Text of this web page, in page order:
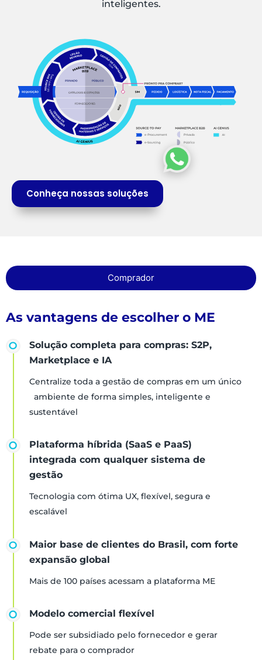
inteligentes.
Conheça nossas soluções
Comprador
As vantagens de escolher o ME
Solução completa para compras: S2P,
Marketplace e IA
Centralize toda a gestão de compras em um único
ambiente de forma simples, inteligente e
sustentável
Plataforma híbrida (SaaS e PaaS)
integrada com qualquer sistema de
gestão
Tecnologia com ótima UX, flexível, segura e
escalável
Maior base de clientes do Brasil, com forte
expansão global
Mais de 100 países acessam a plataforma ME
Modelo comercial flexível
Pode ser subsidiado pelo fornecedor e gerar
rebate para o comprador